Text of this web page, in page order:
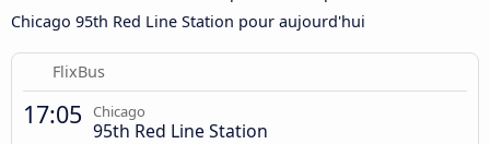
Chicago 95th Red Line Station pour aujourd'hui
FlixBus
17:05 Chicago
95th Red Line Station